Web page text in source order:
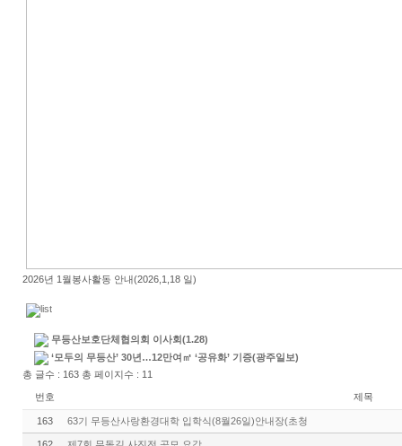
2026년 1월봉사활동 안내(2026,1,18 일)
무등산보호단체협의회 이사회(1.28)
‘모두의 무등산’ 30년…12만여㎡ ‘공유화’ 기증(광주일보)
총 글수 : 163 총 페이지수 : 11
번호 제목
163 63기 무등산사랑환경대학 입학식(8월26일)안내장(초청